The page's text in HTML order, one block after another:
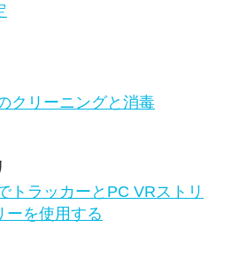
クリーニングと消毒
トラッカーとPC VRストリ
ーを使用する